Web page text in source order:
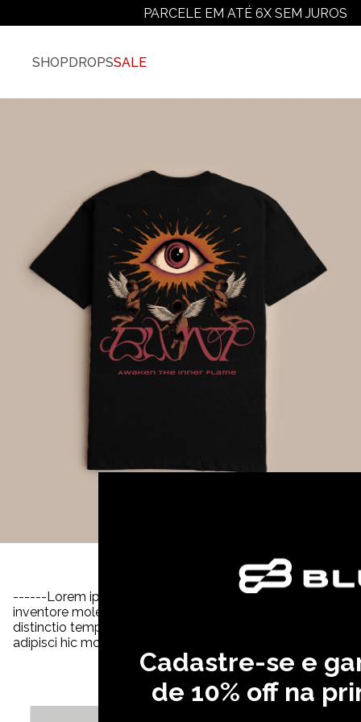
PARCELE EM ATÉ 6X SEM JUROS
SHOP
Calças
Camisas
Jaquetas E Casacos
Camiseta Plus-Size
Camiseta Manga Longa
Shorts E Bermudas
Moletons
DROPSSALE
------Lorem ipsum dolor sit amet consectetur, adipisicing
inventore molestiae quia voluptates officiis magni ipsum
distinctio tempora veniam quia quisquam incidunt
adipisci hic molestiae, amet quibusdam cupiditate
Cadastre-se e
de 10% off na